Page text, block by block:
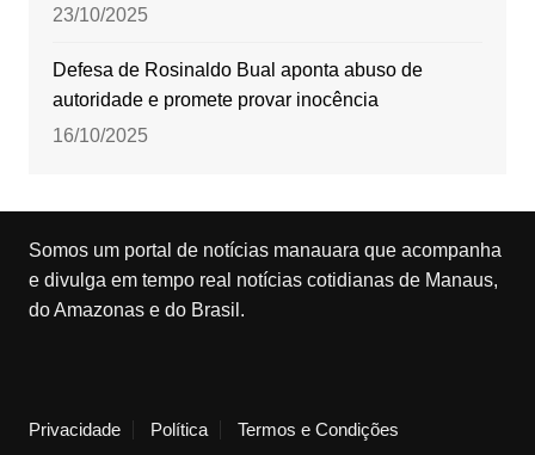
23/10/2025
Defesa de Rosinaldo Bual aponta abuso de
autoridade e promete provar inocência
16/10/2025
Somos um portal de notícias manauara que acompanha
e divulga em tempo real notícias cotidianas de Manaus,
do Amazonas e do Brasil.
Privacidade Política Termos e Condições